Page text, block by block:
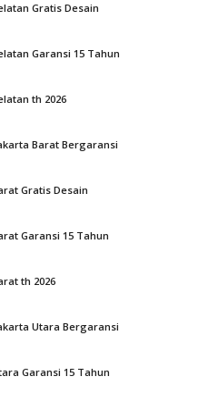
Gratis Desain
Garansi 15 Tahun
th 2026
Barat Bergaransi
Gratis Desain
Garansi 15 Tahun
th 2026
Utara Bergaransi
Garansi 15 Tahun